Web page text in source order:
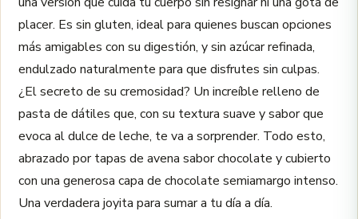
placer. Es sin gluten, ideal para quienes buscan opciones
más amigables con su digestión, y sin azúcar refinada,
endulzado naturalmente para que disfrutes sin culpas.
¿El secreto de su cremosidad? Un increíble relleno de
pasta de dátiles que, con su textura suave y sabor que
evoca al dulce de leche, te va a sorprender. Todo esto,
abrazado por tapas de avena sabor chocolate y cubierto
con una generosa capa de chocolate semiamargo intenso.
Una verdadera joyita para sumar a tu día a día.